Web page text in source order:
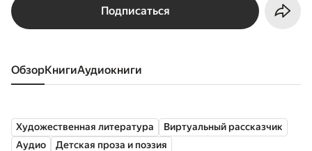
Подписаться
Обзор книги аудиокниги
Художественная литература
Виртуальный рассказчик
Аудио
Детская проза и поэзия